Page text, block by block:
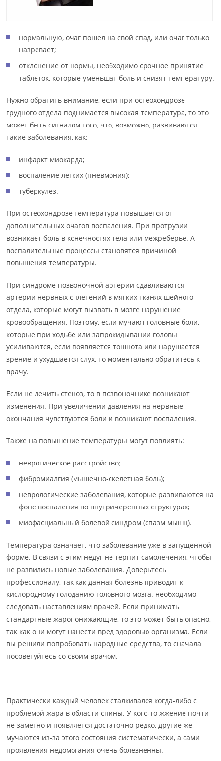
нормальную, очаг пошел на свой спад, или очаг только
назревает;
отклонение от нормы, необходимо срочное принятие
таблеток, которые уменьшат боль и снизят температуру.
Нужно обратить внимание, если при остеохондрозе
грудного отдела поднимается высокая температура, то это
может быть сигналом того, что, возможно, развиваются
такие заболевания, как:
инфаркт миокарда;
воспаление легких (пневмония);
туберкулез.
При остеохондрозе температура повышается от
дополнительных очагов воспаления. При протрузии
возникает боль в конечностях тела или межреберье. А
воспалительные процессы становятся причиной
повышения температуры.
При синдроме позвоночной артерии сдавливаются
артерии нервных сплетений в мягких тканях шейного
отдела, которые могут вызвать в мозге нарушение
кровообращения. Поэтому, если мучают головные боли,
которые при ходьбе или запрокидывании головы
усиливаются, если появляется тошнота или нарушается
зрение и ухудшается слух, то моментально обратитесь к
врачу.
Если не лечить стеноз, то в позвоночнике возникают
изменения. При увеличении давления на нервные
окончания чувствуются боли и возникают воспаления.
Также на повышение температуры могут повлиять:
невротическое расстройство;
фибромиалгия (мышечно-скелетная боль);
неврологические заболевания, которые развиваются на
фоне воспаления во внутричерепных структурах;
миофасциальный болевой синдром (спазм мышц).
Температура означает, что заболевание уже в запущенной
форме. В связи с этим недуг не терпит самолечения, чтобы
не развились новые заболевания. Доверьтесь
профессионалу, так как данная болезнь приводит к
кислородному голоданию головного мозга. необходимо
следовать наставлениям врачей. Если принимать
стандартные жаропонижающие, то это может быть опасно,
так как они могут нанести вред здоровью организма. Если
вы решили попробовать народные средства, то сначала
посоветуйтесь со своим врачом.
Практически каждый человек сталкивался когда-либо с
проблемой жара в области спины. У кого-то жжение почти
не заметно и появляется достаточно редко, другие же
мучаются из-за этого состояния систематически, а сами
проявления недомогания очень болезненны.